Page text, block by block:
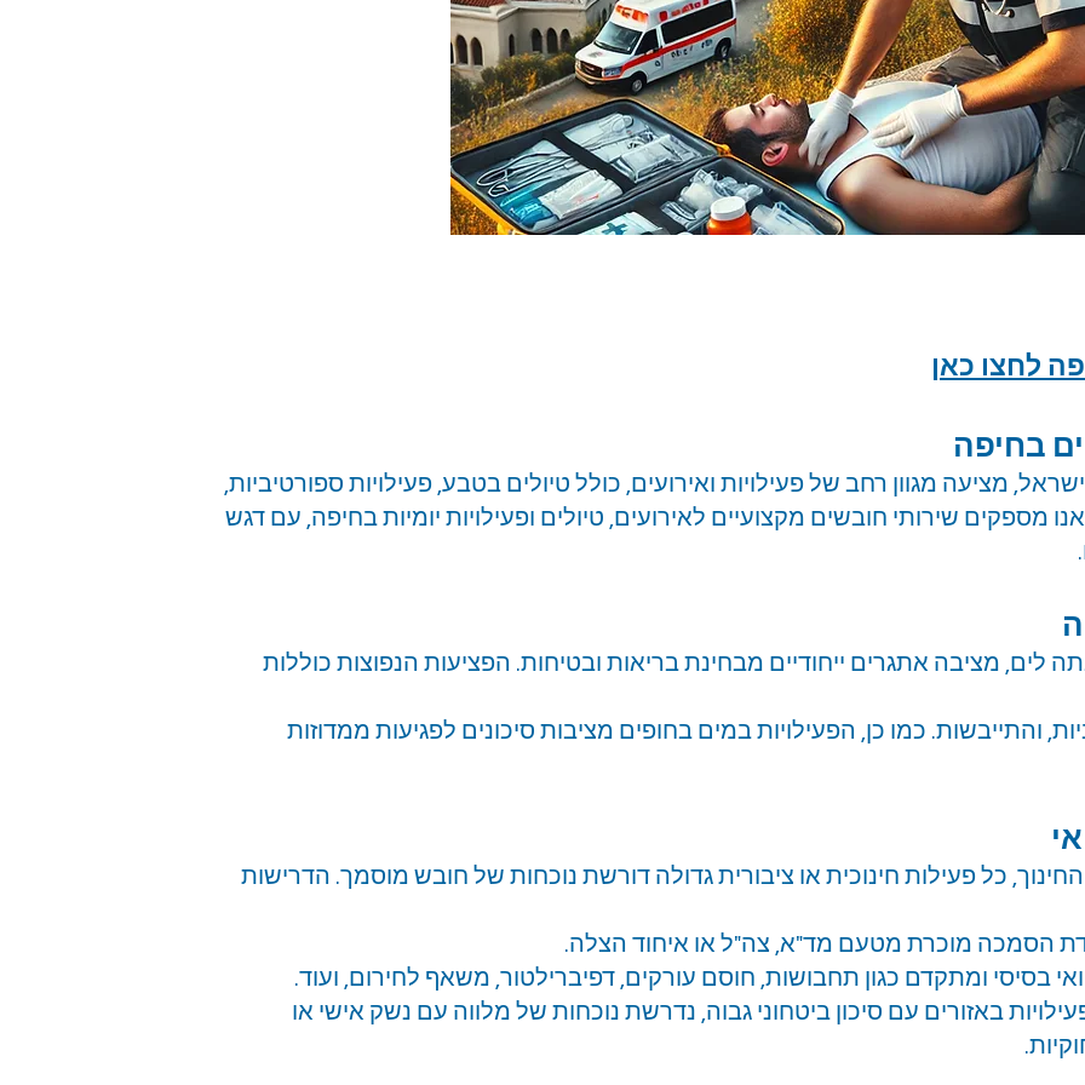
לחצו כאן
בחיפה
מציעה מגוון רחב של פעילויות ואירועים, כולל טיולים בטבע, פעילויות ספורטיביות,
מספקים שירותי חובשים מקצועיים לאירועים, טיולים ופעילויות יומיות בחיפה, עם דגש
לים, מציבה אתגרים ייחודיים מבחינת בריאות ובטיחות. הפציעות הנפוצות כוללות
והתייבשות. כמו כן, הפעילויות במים בחופים מציבות סיכונים לפגיעות ממדוזות
כל פעילות חינוכית או ציבורית גדולה דורשת נוכחות של חובש מוסמך. הדרישות
הסמכה מוכרת מטעם מד"א, צה"ל או איחוד הצלה.
בסיסי ומתקדם כגון תחבושות, חוסם עורקים, דפיברילטור, משאף לחירום, ועוד.
באזורים עם סיכון ביטחוני גבוה, נדרשת נוכחות של מלווה עם נשק אישי או